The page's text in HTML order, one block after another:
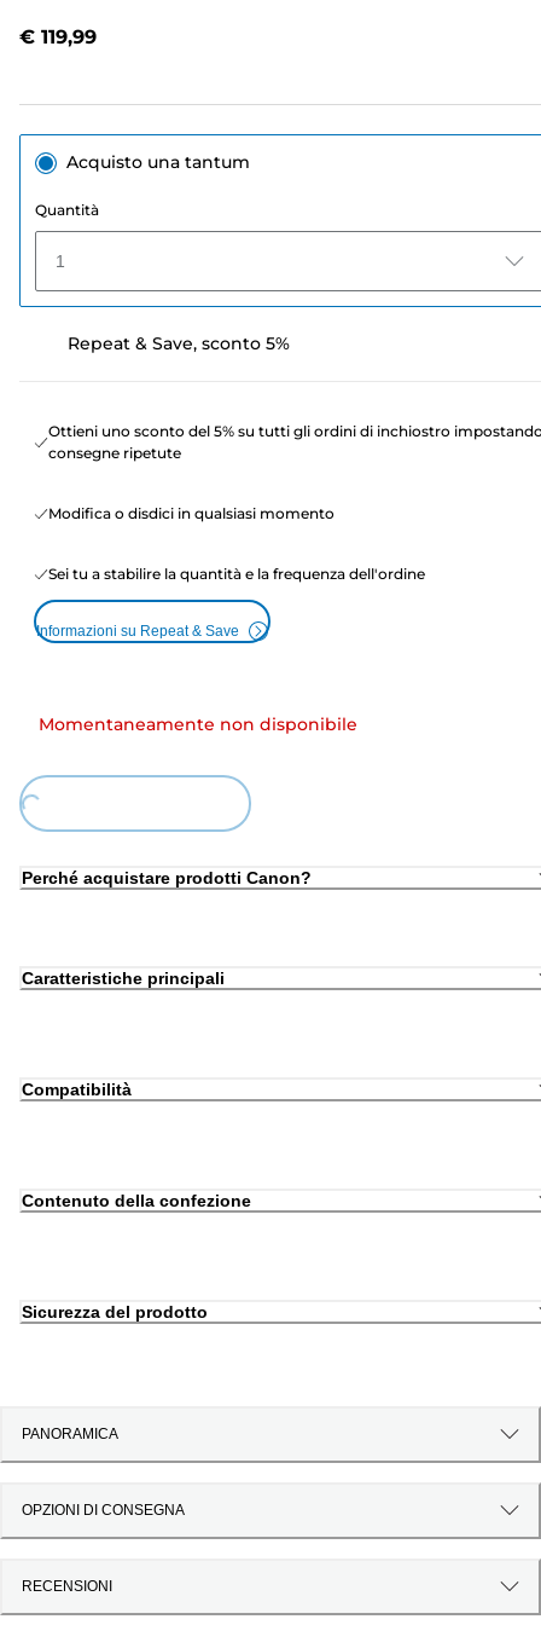
€ 119,99
Acquisto una tantum
Quantità
1
Repeat & Save, sconto 5%
Ottieni uno sconto del 5% su tutti gli ordini di inchiostro
consegne ripetute
Modifica o disdici in qualsiasi momento
Sei tu a stabilire la quantità e la frequenza dell'ordine
Informazioni su Repeat & Save
Momentaneamente non disponibile
Perché acquistare prodotti Canon?
Caratteristiche principali
Compatibilità
Contenuto della confezione
Sicurezza del prodotto
PANORAMICA
OPZIONI DI CONSEGNA
RECENSIONI